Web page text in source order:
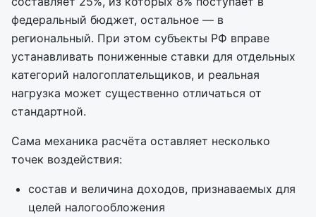
федеральный бюджет, остальное — в
региональный. При этом субъекты РФ вправе
устанавливать пониженные ставки для отдельных
категорий налогоплательщиков, и реальная
нагрузка может существенно отличаться от
стандартной.
Сама механика расчёта оставляет несколько
точек воздействия:
состав и величина доходов, признаваемых для
целей налогообложения